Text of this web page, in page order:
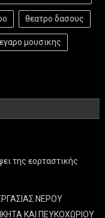
θεατρο δασους
μουσικης
της εορταστικής
ΝΕΡΟΥ
ΚΑΙ ΠΕΥΚΟΧΩΡΙΟΥ